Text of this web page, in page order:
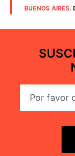
BUENOS AIRES.